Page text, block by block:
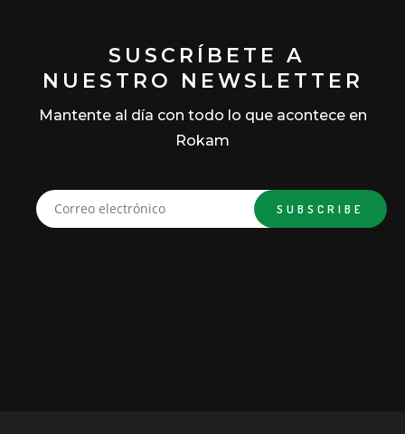
SUSCRÍBETE A
NUESTRO NEWSLETTER
Mantente al día con todo lo que acontece en
Rokam